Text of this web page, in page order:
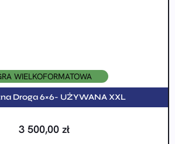
WIELKOFORMATOWA
Droga 6×6- UŻYWANA XXL
3 500,00 zł